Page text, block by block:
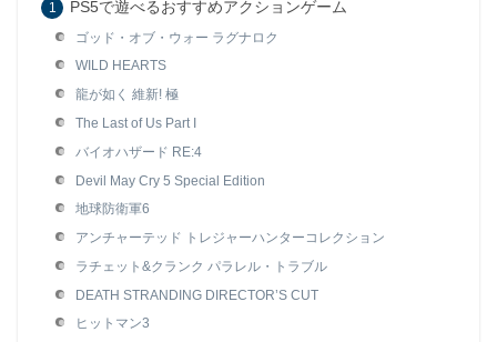
PS5で遊べるおすすめアクションゲーム
ゴッド・オブ・ウォー ラグナロク
WILD HEARTS
龍が如く 維新! 極
The Last of Us Part I
バイオハザード RE:4
Devil May Cry 5 Special Edition
地球防衛軍6
アンチャーテッド トレジャーハンターコレクション
ラチェット&クランク パラレル・トラブル
DEATH STRANDING DIRECTOR’S CUT
ヒットマン3